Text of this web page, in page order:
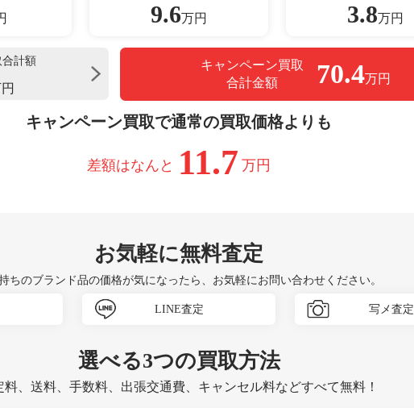
9.6万円 3.8万円
計額
キャンペーン買取
合計金額
70.4万円
キャンペーン買取で通常の買取価格よりも
差額はなんと 11.7 万円
お気軽に無料査定
ちのブランド品の価格が気になったら、お気軽にお問い合わせください。
LINE査定 写メ査定
選べる3つの買取方法
料、送料、手数料、出張交通費、キャンセル料などすべて無料！